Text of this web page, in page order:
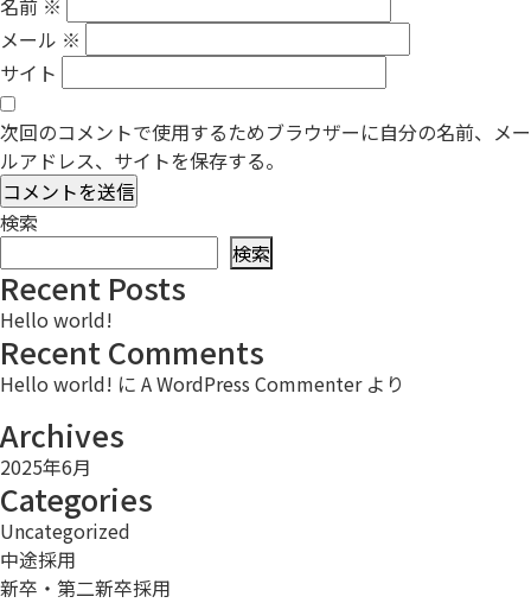
名前 ※
メール ※
サイト
次回のコメントで使用するためブラウザーに自分の名前、メー
ルアドレス、サイトを保存する。
検索
検索
Recent Posts
Hello world!
Recent Comments
Hello world! に A WordPress Commenterより
Archives
2025年6月
Categories
Uncategorized
中途採用
新卒・第二新卒採用